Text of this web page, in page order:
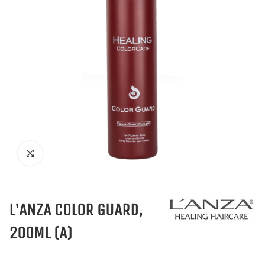
L'ANZA COLOR GUARD,
200ML (A)